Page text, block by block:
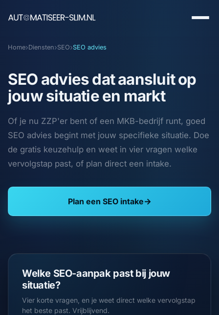
Home›Diensten›SEO›SEO advies
SEO advies dat aansluit op
jouw situatie en markt
Of je nu ZZP'er bent of een MKB-bedrijf runt, goed
SEO advies begint met jouw specifieke situatie. Doe
de gratis keuzehulp en weet in vier vragen welke
vervolgstap past, of plan direct een intake.
Plan een SEO intake→
Welke SEO-aanpak past bij jouw
situatie?
Vier korte vragen, en je weet direct welke vervolgstap
het beste past. Vrijblijvend.